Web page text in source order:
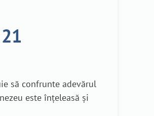
să confrunte adevărul
este înțeleasă și